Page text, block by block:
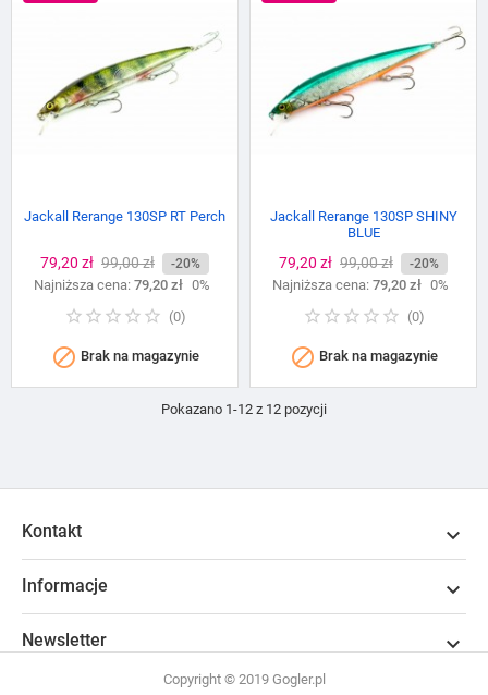
Jackall Rerange 130SP RT Perch
Cena
79,20 zł Cena
podstawowa
99,00 zł -20%
Najniższa cena: 79,20 zł 0%
(0)
 Brak na magazynie
Jackall Rerange 130SP SHINY
BLUE
Cena
79,20 zł Cena
podstawowa
99,00 zł -20%
Najniższa cena: 79,20 zł 0%
(0)
 Brak na magazynie
Pokazano 1-12 z 12 pozycji
Kontakt 
Informacje 
Newsletter 
Copyright © 2019 Gogler.pl